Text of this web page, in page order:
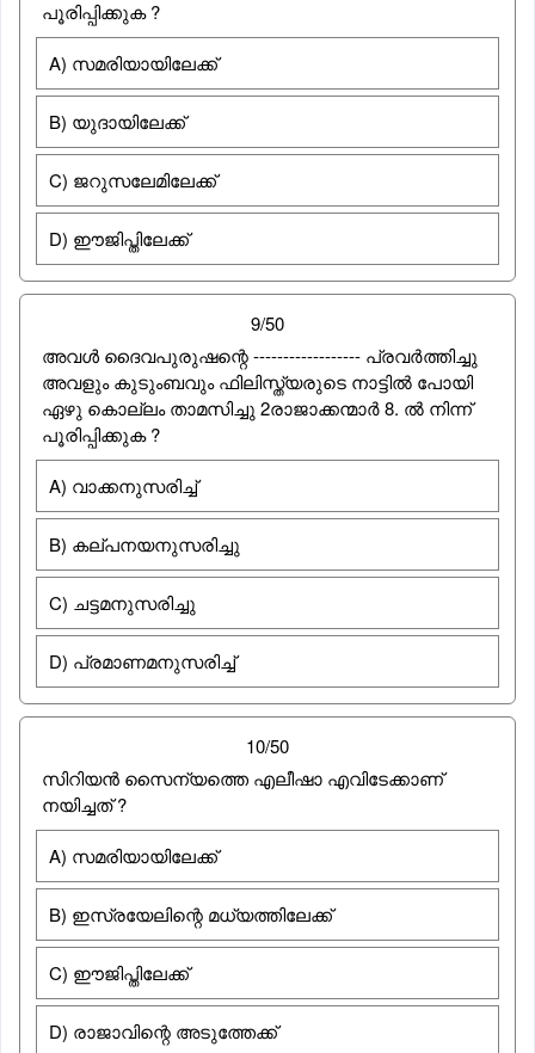
പൂരിപ്പിക്കുക ?
A) സമരിയായിലേക്ക്
B) യുദായിലേക്ക്
C) ജറുസലേമിലേക്ക്
D) ഈജിപ്തിലേക്ക്
9/50
അവള്‍ ദൈവപുരുഷന്റെ ------------------ പ്രവര്‍ത്തിച്ചു
അവളും കുടുംബവും ഫിലിസ്ത്യരുടെ നാട്ടില്‍ പോയി
ഏഴു കൊല്ലം താമസിച്ചു 2രാജാക്കന്മാര്‍ 8. ല്‍ നിന്ന്
പൂരിപ്പിക്കുക ?
A) വാക്കനുസരിച്ച്
B) കല്പനയനുസരിച്ചു
C) ചട്ടമനുസരിച്ചു
D) പ്രമാണമനുസരിച്ച്
10/50
സിറിയൻ സൈന്യത്തെ എലീഷാ എവിടേക്കാണ്‌
നയിച്ചത് ?
A) സമരിയായിലേക്ക്
B) ഇസ്രയേലിന്റെ മധ്യത്തിലേക്ക്
C) ഈജിപ്തിലേക്ക്
D) രാജാവിന്റെ അടുത്തേക്ക്